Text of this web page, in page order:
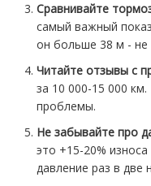
Сравнивайте
самый важный
он больше 38 м - не
Читайте отзывы с
за 10 000-15 000
проблемы.
Не забывайте про
это +15-20%
давление раз в две